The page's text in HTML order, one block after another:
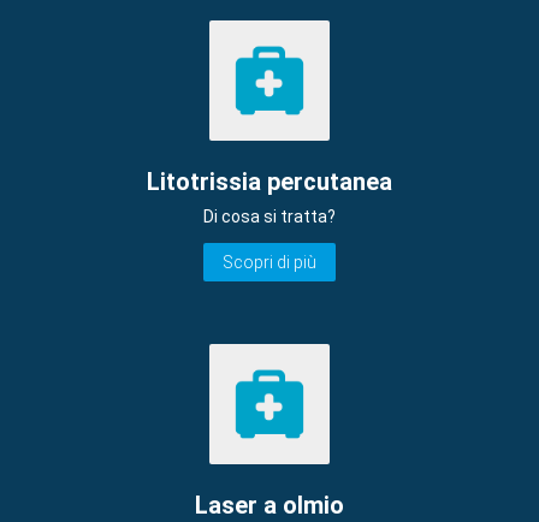
Litotrissia percutanea
Di cosa si tratta?
Scopri di più
Laser a olmio